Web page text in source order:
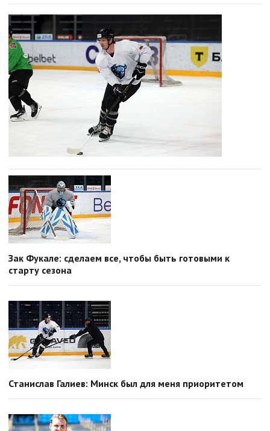
Зак Фукале: сделаем все, чтобы быть готовыми к
старту сезона
Станислав Галиев: Минск был для меня приоритетом